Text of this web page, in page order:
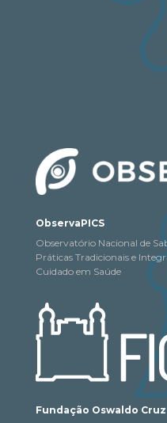
ObservaPICS
Observatório Nacional de
Práticas Tradicionais e
Cuidado em Saúde
Fundação Oswaldo Cruz